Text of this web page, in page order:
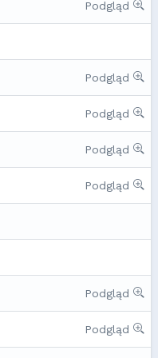
Podgląd
Podgląd
Podgląd
Podgląd
Podgląd
Podgląd
Podgląd